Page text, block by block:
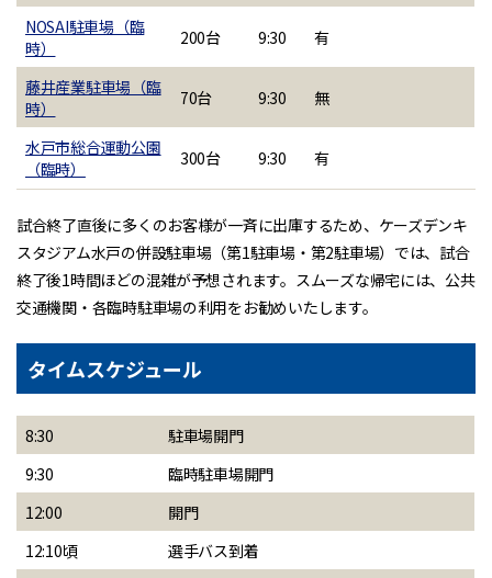
NOSAI駐車場（臨
時）
200台 9:30 有
藤井産業駐車場（臨
時）
70台 9:30 無
水戸市総合運動公園
（臨時）
300台 9:30 有
試合終了直後に多くのお客様が一斉に出庫するため、ケーズデンキ
スタジアム水戸の併設駐車場（第1駐車場・第2駐車場）では、試合
終了後1時間ほどの混雑が予想されます。スムーズな帰宅には、公共
交通機関・各臨時駐車場の利用をお勧めいたします。
タイムスケジュール
8:30
駐車場開門
9:30
臨時駐車場開門
12:00
開門
12:10頃
選手バス到着